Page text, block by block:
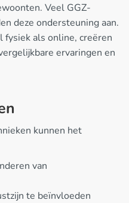
Veel GGZ-
deze ondersteuning aan.
fysiek als online, creëren
ervaringen en
kunnen het
van
te beïnvloeden